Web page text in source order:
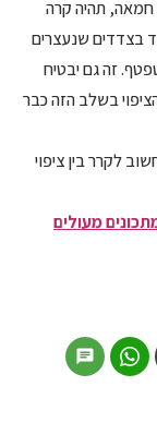
תהיה קרה
בצדדים שנעצרים
זה גם יבטיח
בשלב הזה כבר
לקרר בין ציפוי
מעולים